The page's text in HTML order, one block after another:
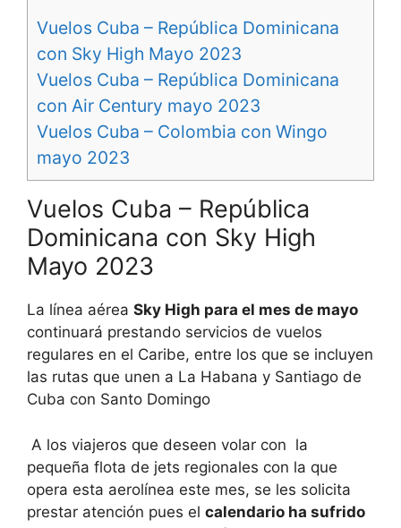
Vuelos Cuba – República Dominicana
con Sky High Mayo 2023
Vuelos Cuba – República Dominicana
con Air Century mayo 2023
Vuelos Cuba – Colombia con Wingo
mayo 2023
Vuelos Cuba – República
Dominicana con Sky High
Mayo 2023
La línea aérea Sky High para el mes de mayo
continuará prestando servicios de vuelos
regulares en el Caribe, entre los que se incluyen
las rutas que unen a La Habana y Santiago de
Cuba con Santo Domingo
A los viajeros que deseen volar con la
pequeña flota de jets regionales con la que
opera esta aerolínea este mes, se les solicita
prestar atención pues el calendario ha sufrido